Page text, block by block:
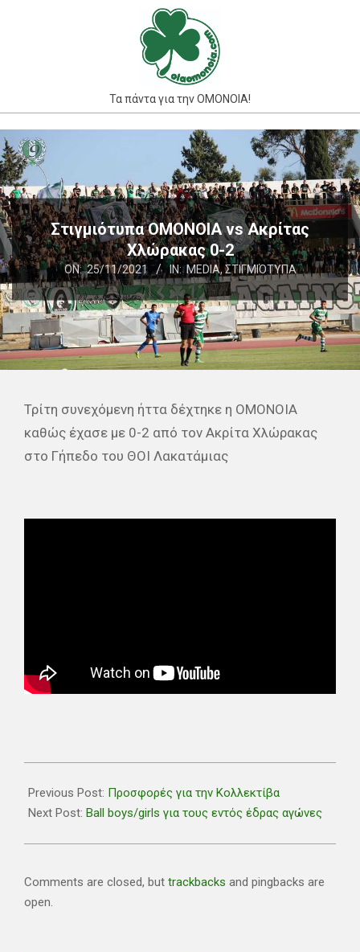
Τα πάντα για την ΟΜΟΝΟΙΑ!
Primary
Navigation
Menu
Στιγμιότυπα ΟΜΟΝΟΙΑ vs Ακρίτας
Χλώρακας 0-2
ON: 25/11/2021 IN: MEDIA,ΣΤΙΓΜΙΌΤΥΠΑ
Τρίτη συνεχόμενη ήττα δέχτηκε η ΟΜΟΝΟΙΑ
καθώς έχασε με 0-2 από τον Ακρίτα Χλώρακας
στο Γήπεδο του ΘΟΙ Λακατάμιας
11-
25
Previous Post: Προσφορές για την Κολλεκτίβα
Next Post: Βall boys/girls για τους εντός έδρας αγώνες
Comments are closed, but trackbacks and pingbacks are
open.